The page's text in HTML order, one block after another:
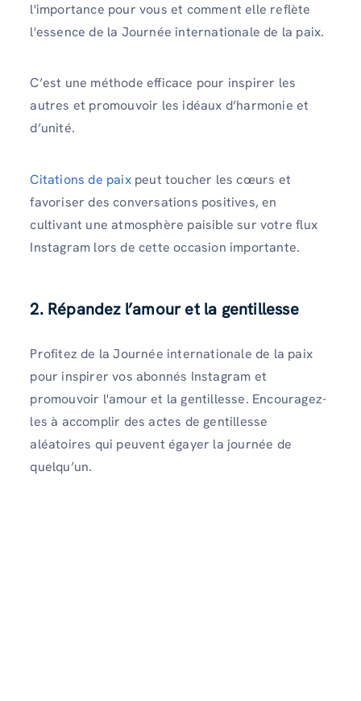
l'importance pour vous et comment elle reflète
l'essence de la Journée internationale de la paix.
C’est une méthode efficace pour inspirer les
autres et promouvoir les idéaux d’harmonie et
d’unité.
Citations de paixpeut toucher les cœurs et
favoriser des conversations positives, en
cultivant une atmosphère paisible sur votre flux
Instagram lors de cette occasion importante.
2. Répandez l’amour et la gentillesse
Profitez de la Journée internationale de la paix
pour inspirer vos abonnés Instagram et
promouvoir l'amour et la gentillesse. Encouragez-
les à accomplir des actes de gentillesse
aléatoires qui peuvent égayer la journée de
quelqu’un.